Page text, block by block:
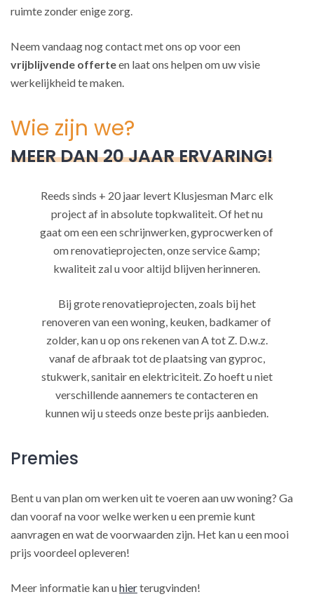
ruimte zonder enige zorg.
Neem vandaag nog contact met ons op voor een
vrijblijvende offerteen laat ons helpen om uw visie
werkelijkheid te maken.
Wie zijn we?
MEER DAN 20 JAAR ERVARING!
Reeds sinds + 20 jaar levert Klusjesman Marc elk
project af in absolute topkwaliteit. Of het nu
gaat om een een schrijnwerken, gyprocwerken of
om renovatieprojecten, onze service &amp;
kwaliteit zal u voor altijd blijven herinneren.
Bij grote renovatieprojecten, zoals bij het
renoveren van een woning, keuken, badkamer of
zolder, kan u op ons rekenen van A tot Z. D.w.z.
vanaf de afbraak tot de plaatsing van gyproc,
stukwerk, sanitair en elektriciteit. Zo hoeft u niet
verschillende aannemers te contacteren en
kunnen wij u steeds onze beste prijs aanbieden.
Premies
Bent u van plan om werken uit te voeren aan uw woning? Ga
dan vooraf na voor welke werken u een premie kunt
aanvragen en wat de voorwaarden zijn. Het kan u een mooi
prijs voordeel opleveren!
Meer informatie kan uhierterugvinden!